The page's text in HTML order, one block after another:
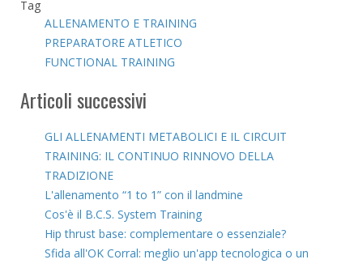
Tag
ALLENAMENTO E TRAINING
PREPARATORE ATLETICO
FUNCTIONAL TRAINING
Articoli successivi
GLI ALLENAMENTI METABOLICI E IL CIRCUIT
TRAINING: IL CONTINUO RINNOVO DELLA
TRADIZIONE
L'allenamento “1 to 1” con il landmine
Cos'è il B.C.S. System Training
Hip thrust base: complementare o essenziale?
Sfida all'OK Corral: meglio un'app tecnologica o un